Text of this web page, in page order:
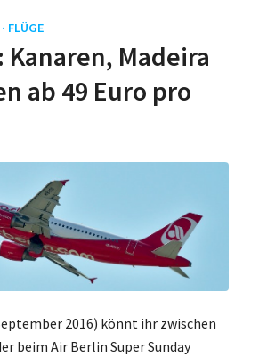
FLÜGE
Madeira
ab 49 Euro pro
2016) könnt ihr zwischen
beim Air Berlin Super Sunday